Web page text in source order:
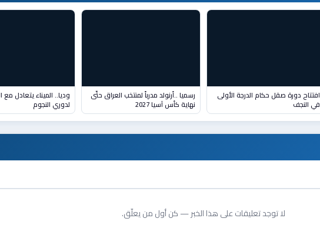
افتتاح دورة صقل حكام الدرجة الأولى
في النجف
رسميا ..أرنولد مدرباً لمنتخب العراق حتّى
نهاية كأس آسيا 2027
وديا.. الميناء يتعادل مع
لدوري النجوم
لا توجد تعليقات على هذا الخبر — كن أول من يعلّق.